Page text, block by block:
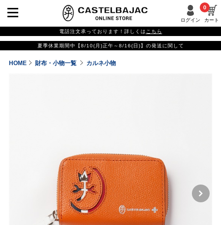
ログイン カート
0
電話注文承っております！詳しくは こちら
夏季休業期間中【8/10(月)正午～8/16(日)】の発送に関して
HOME 財布・小物一覧 カルネ小物